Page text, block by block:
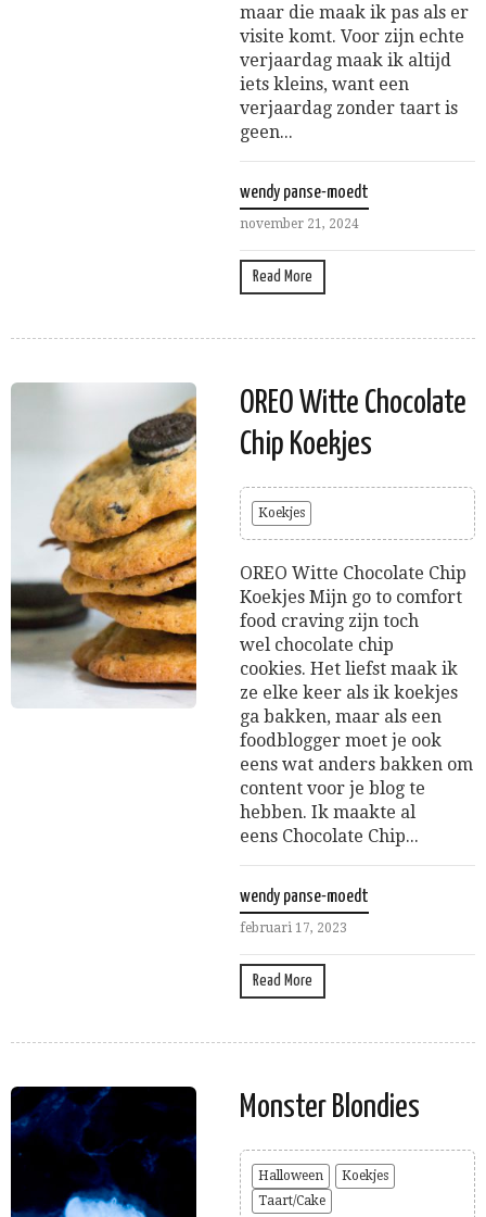
maar die maak ik pas als er
visite komt. Voor zijn echte
verjaardag maak ik altijd
iets kleins, want een
verjaardag zonder taart is
geen...
wendy panse-moedt
november 21, 2024
Read More
OREO Witte Chocolate
Chip Koekjes
Koekjes
OREO Witte Chocolate Chip
Koekjes Mijn go to comfort
food craving zijn toch
wel chocolate chip
cookies. Het liefst maak ik
ze elke keer als ik koekjes
ga bakken, maar als een
foodblogger moet je ook
eens wat anders bakken om
content voor je blog te
hebben. Ik maakte al
eens Chocolate Chip...
wendy panse-moedt
februari 17, 2023
Read More
Monster Blondies
Halloween
Koekjes
Taart/Cake